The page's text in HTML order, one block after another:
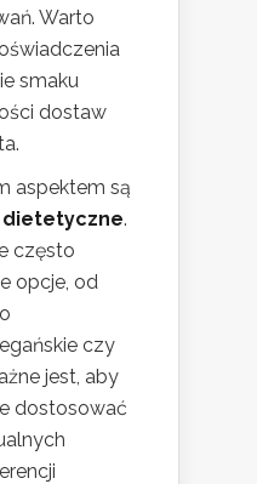
Warto
smaku
dostaw
aspektem są
.
często
opcje, od
czy
jest, aby
dostosować